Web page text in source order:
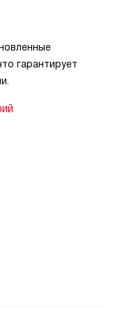
гарантирует